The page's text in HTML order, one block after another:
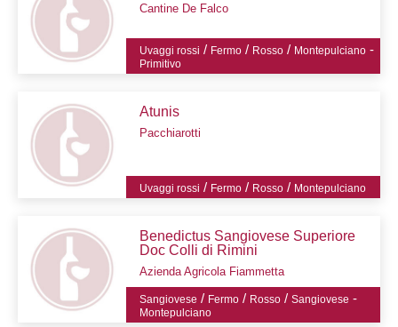
Cantine De Falco
Uvaggi rossi / Fermo / Rosso / Montepulciano -
Primitivo
Atunis
Pacchiarotti
Uvaggi rossi / Fermo / Rosso / Montepulciano
Benedictus Sangiovese Superiore
Doc Colli di Rimini
Azienda Agricola Fiammetta
Sangiovese / Fermo / Rosso /Sangiovese -
Montepulciano